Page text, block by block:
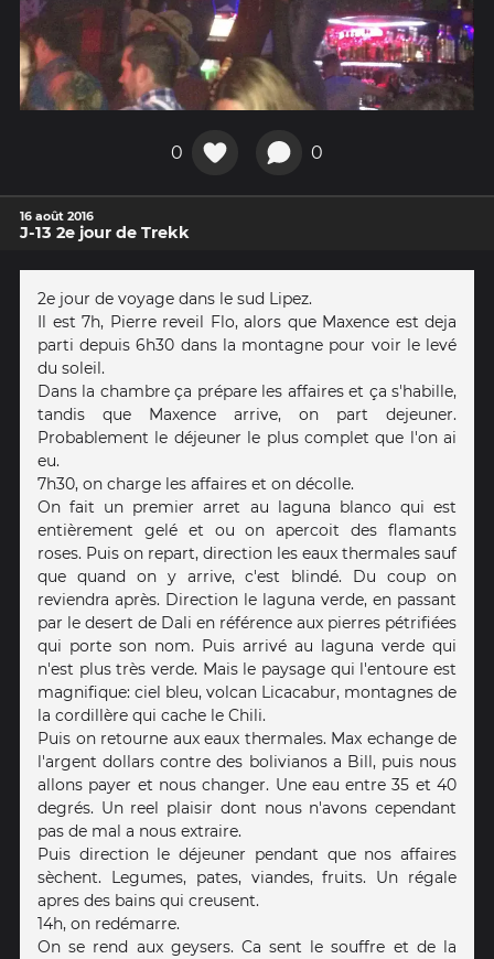
0 0
16 août 2016
J-13 2e jour de Trekk
2e jour de voyage dans le sud Lipez.
Il est 7h, Pierre reveil Flo, alors que Maxence est deja
parti depuis 6h30 dans la montagne pour voir le levé
du soleil.
Dans la chambre ça prépare les affaires et ça s'habille,
tandis que Maxence arrive, on part dejeuner.
Probablement le déjeuner le plus complet que l'on ai
eu.
7h30, on charge les affaires et on décolle.
On fait un premier arret au laguna blanco qui est
entièrement gelé et ou on apercoit des flamants
roses. Puis on repart, direction les eaux thermales sauf
que quand on y arrive, c'est blindé. Du coup on
reviendra après. Direction le laguna verde, en passant
par le desert de Dali en référence aux pierres pétrifiées
qui porte son nom. Puis arrivé au laguna verde qui
n'est plus très verde. Mais le paysage qui l'entoure est
magnifique: ciel bleu, volcan Licacabur, montagnes de
la cordillère qui cache le Chili.
Puis on retourne aux eaux thermales. Max echange de
l'argent dollars contre des bolivianos a Bill, puis nous
allons payer et nous changer. Une eau entre 35 et 40
degrés. Un reel plaisir dont nous n'avons cependant
pas de mal a nous extraire.
Puis direction le déjeuner pendant que nos affaires
sèchent. Legumes, pates, viandes, fruits. Un régale
apres des bains qui creusent.
14h, on redémarre.
On se rend aux geysers. Ca sent le souffre et de la